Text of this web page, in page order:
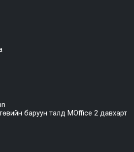
баруун талд MOffice 2 давхарт